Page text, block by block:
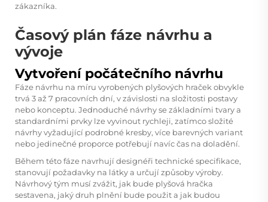
zákazníka.
Časový plán fáze návrhu a
vývoje
Vytvoření počátečního návrhu
Fáze návrhu na míru vyrobených plyšových hraček obvykle
trvá 3 až 7 pracovních dní, v závislosti na složitosti postavy
nebo konceptu. Jednoduché návrhy se základními tvary a
standardními prvky lze vyvinout rychleji, zatímco složité
návrhy vyžadující podrobné kresby, více barevných variant
nebo jedinečné proporce potřebují navíc čas na doladění.
Během této fáze navrhují designéři technické specifikace,
stanovují požadavky na látky a určují způsoby výroby.
Návrhový tým musí zvážit, jak bude plyšová hračka
sestavena, jaký druh plnění bude použit a jak budou